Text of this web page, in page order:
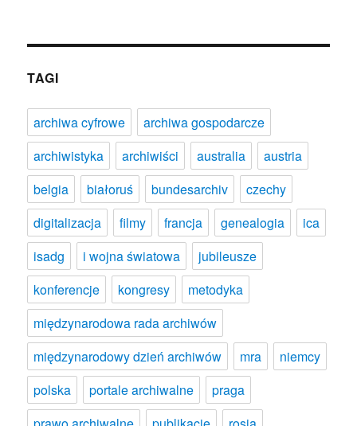
TAGI
archiwa cyfrowe
archiwa gospodarcze
archiwistyka
archiwiści australia
austria
belgia
białoruś bundesarchiv
czechy
digitalizacja
filmy francja genealogia
ica
isadg
i wojna światowa
jubileusze
konferencje
kongresy
metodyka
międzynarodowa rada archiwów
międzynarodowy dzień archiwów
mra
niemcy
polska
portale archiwalne
praga